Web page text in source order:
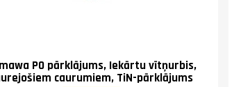
PO pārklājums, Iekārtu vītņurbis,
caurumiem, TiN-pārklājums